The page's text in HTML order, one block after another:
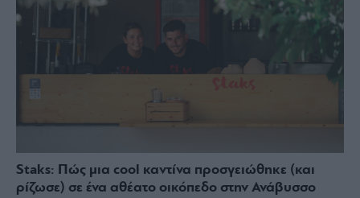
Staks: Πώς μια cool καντίνα προσγειώθηκε (και
ρίζωσε) σε ένα αθέατο οικόπεδο στην Ανάβυσσο